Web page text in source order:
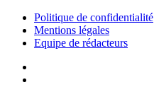
Politique de confidentialité
Mentions légales
Equipe de rédacteurs